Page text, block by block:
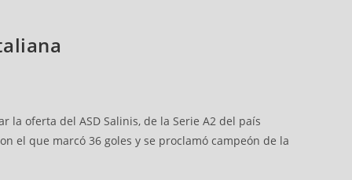
oferta del ASD Salinis, de la Serie A2 del país
el que marcó 36 goles y se proclamó campeón de la